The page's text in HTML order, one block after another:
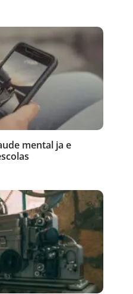
mental ja e